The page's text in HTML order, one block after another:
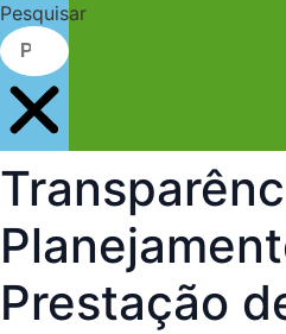
Pesquisar
Prestação